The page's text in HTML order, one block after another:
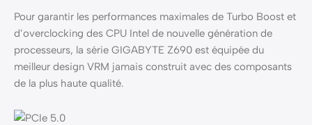
Pour garantir les performances maximales de Turbo Boost et
d’overclocking des CPU Intel de nouvelle génération de
processeurs, la série GIGABYTE Z690 est équipée du
meilleur design VRM jamais construit avec des composants
de la plus haute qualité.